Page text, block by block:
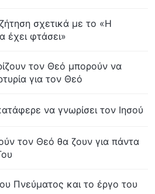
σχετικά με το «Η
έχει φτάσει»
τον Θεό μπορούν να
για τον Θεό
να γνωρίσει τον Ιησού
τον Θεό θα ζουν για πάντα
Πνεύματος και το έργο του